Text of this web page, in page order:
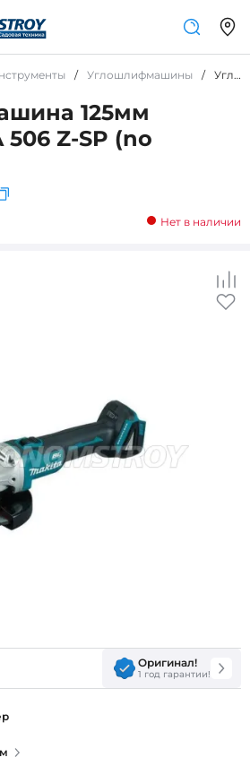
/ Углошлифмашины / Углошлифмашина 125мм MAKITA DGA 506 Z-SP (no packaging)
125мм
506 Z-SP (no
Нет в наличии
Оригинал!
1 год гарантии!